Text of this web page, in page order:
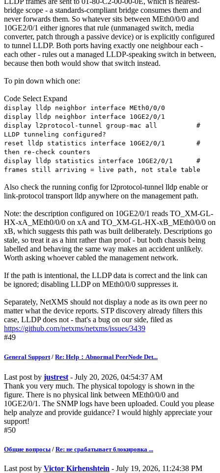
bridge scope - a standards-compliant bridge consumes them and
never forwards them. So whatever sits between MEth0/0/0 and
10GE2/0/1 either ignores that rule (unmanaged switch, media
converter, patch through a passive device) or is explicitly configured
to tunnel LLDP. Both ports having exactly one neighbour each -
each other - rules out a managed LLDP-speaking switch in between,
because then both would show that switch instead.
To pin down which one:
Code Select Expand
display lldp neighbor interface MEth0/0/0
display lldp neighbor interface 10GE2/0/1
display l2protocol-tunnel group-mac all #
LLDP tunneling configured?
reset lldp statistics interface 10GE2/0/1 #
then re-check counters
display lldp statistics interface 10GE2/0/1 #
frames still arriving = live path, not stale table
Also check the running config for l2protocol-tunnel lldp enable or
link-protocol transport lldp anywhere on the management path.
Note: the description configured on 10GE2/0/1 reads TO_XM-GL-
HX-xA_MEth0/0/0 on xA and TO_XM-GL-HX-xB_MEth0/0/0 on
xB, which suggests this path was built deliberately. Descriptions go
stale, so treat it as a hint rather than proof - but both chassis being
labelled and behaving the same way makes an accident unlikely.
Worth asking whoever cabled the management network.
If the path is intentional, the LLDP data is correct and the link can
be ignored; disabling LLDP on MEth0/0/0 suppresses it.
Separately, NetXMS should not display a node as its own peer no
matter what the device reports. STP discovery already filters this
case, LLDP does not - that's a bug on our side, filed as
https://github.com/netxms/netxms/issues/3439
#49
General Support/ Re: Help：Abnormal PeerNode Det...
Last post by justrest - July 20, 2026, 04:54:37 AM
Thank you very much. The physical topology is shown in the
figure. There is no physical link between MEth0/0/0 and
10GE2/0/1. The SNMP logs have been uploaded. Could you please
help analyze and provide guidance? I would highly appreciate your
support!
#50
Общие вопросы / Re: не срабатывает блокировка ...
Last post by Victor Kirhenshtein - July 19, 2026, 11:24:38 PM